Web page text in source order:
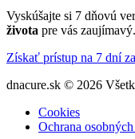
Vyskúšajte si 7 dňovú
života pre vás zaujímavý.
Získať prístup na 7 dní
dnacure.sk © 2026
Cookies
Ochrana